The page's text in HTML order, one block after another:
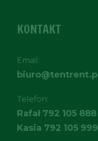
KONTAKT
Email:
biuro@tentrent.pl
Telefon:
Rafał 792 105 888
Kasia 792 105 999